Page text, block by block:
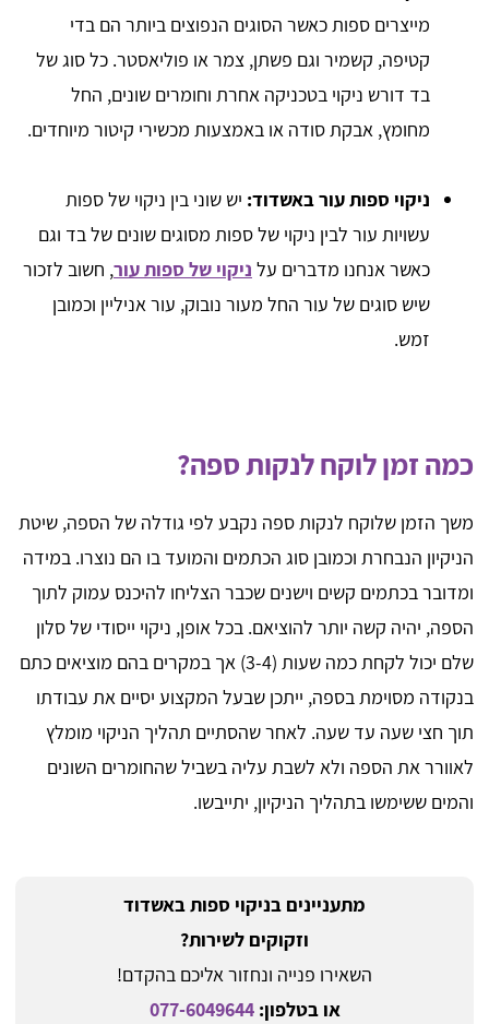
מייצרים ספות כאשר הסוגים הנפוצים ביותר הם בדי
קטיפה, קשמיר וגם פשתן, צמר או פוליאסטר. כל סוג של
בד דורש ניקוי בטכניקה אחרת וחומרים שונים, החל
מחומץ, אבקת סודה או באמצעות מכשירי קיטור מיוחדים.
ניקוי ספות עור באשדוד: יש שוני בין ניקוי של ספות
עשויות עור לבין ניקוי של ספות מסוגים שונים של בד וגם
כאשר אנחנו מדברים על ניקוי של ספות עור, חשוב לזכור
שיש סוגים של עור החל מעור נובוק, עור אניליין וכמובן
זמש.
כמה זמן לוקח לנקות ספה?
משך הזמן שלוקח לנקות ספה נקבע לפי גודלה של הספה, שיטת
הניקיון הנבחרת וכמובן סוג הכתמים והמועד בו הם נוצרו. במידה
ומדובר בכתמים קשים וישנים שכבר הצליחו להיכנס עמוק לתוך
הספה, יהיה קשה יותר להוציאם. בכל אופן, ניקוי ייסודי של סלון
שלם יכול לקחת כמה שעות (3-4) אך במקרים בהם מוציאים כתם
בנקודה מסוימת בספה, ייתכן שבעל המקצוע יסיים את עבודתו
תוך חצי שעה עד שעה. לאחר שהסתיים תהליך הניקוי מומלץ
לאוורר את הספה ולא לשבת עליה בשביל שהחומרים השונים
והמים ששימשו בתהליך הניקיון, יתייבשו.
מתעניינים בניקוי ספות באשדוד
וזקוקים לשירות?
השאירו פנייה ונחזור אליכם בהקדם!
או בטלפון:077-6049644